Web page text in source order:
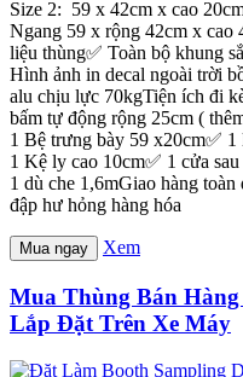
Size 2: 59 x 42cm x cao
Ngang 59 x rộng 42cm x cao
liệu thùng✅ Toàn bộ khung
Hình ảnh in decal ngoài trời
alu chịu lực 70kgTiện ích đi
bấm tự động rộng 25cm (
1 Bệ trưng bày 59 x20cm✅
1 Kệ ly cao 10cm✅ 1 cửa
1 dù che 1,6mGiao hàng
đập hư hỏng hàng hóa
Mua ngay Xem
Mua Thùng Bán
Lắp Đặt Trên Xe Máy